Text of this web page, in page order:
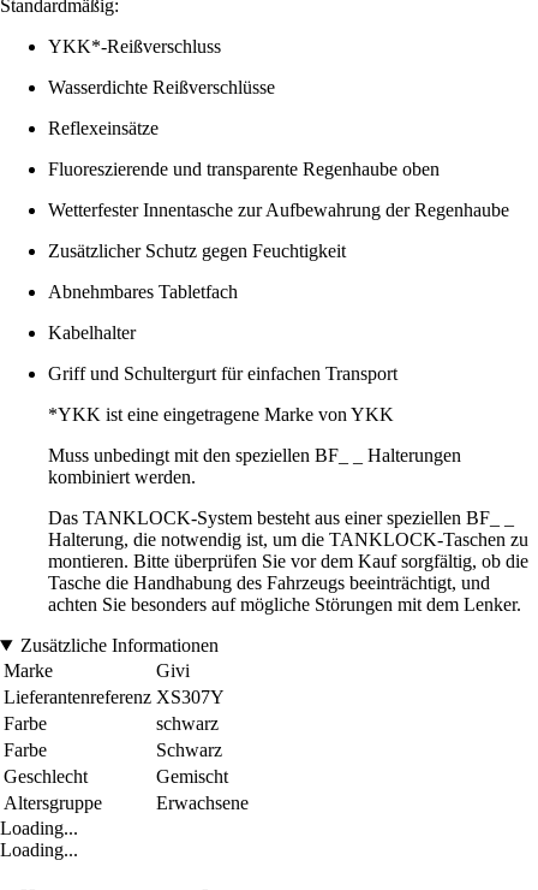
Standardmäßig:
YKK*-Reißverschluss
Wasserdichte Reißverschlüsse
Reflexeinsätze
Fluoreszierende und transparente Regenhaube oben
Wetterfester Innentasche zur Aufbewahrung der Regenhaube
Zusätzlicher Schutz gegen Feuchtigkeit
Abnehmbares Tabletfach
Kabelhalter
Griff und Schultergurt für einfachen Transport
*YKK ist eine eingetragene Marke von YKK
Muss unbedingt mit den speziellen BF_ _ Halterungen
kombiniert werden.
Das TANKLOCK-System besteht aus einer speziellen BF_ _
Halterung, die notwendig ist, um die TANKLOCK-Taschen zu
montieren. Bitte überprüfen Sie vor dem Kauf sorgfältig, ob die
Tasche die Handhabung des Fahrzeugs beeinträchtigt, und
achten Sie besonders auf mögliche Störungen mit dem Lenker.
Zusätzliche Informationen
Marke
Givi
Lieferantenreferenz XS307Y
Farbe
schwarz
Farbe
Schwarz
Geschlecht
Gemischt
Altersgruppe
Erwachsene
Loading...
Loading...